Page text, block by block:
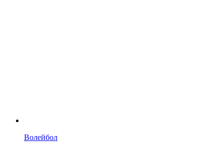
Волейбол